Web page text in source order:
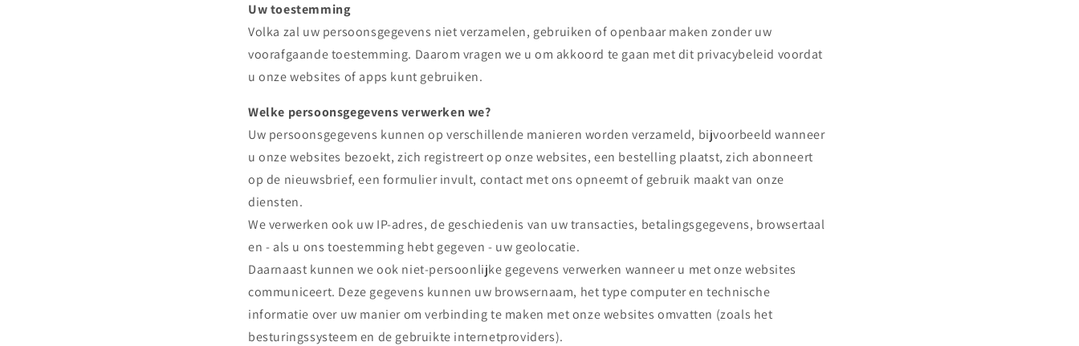
Uw toestemming
Volka zal uw persoonsgegevens niet verzamelen, gebruiken of openbaar maken zonder uw
voorafgaande toestemming. Daarom vragen we u om akkoord te gaan met dit privacybeleid voordat
u onze websites of apps kunt gebruiken.
Welke persoonsgegevens verwerken we?
Uw persoonsgegevens kunnen op verschillende manieren worden verzameld, bijvoorbeeld wanneer
u onze websites bezoekt, zich registreert op onze websites, een bestelling plaatst, zich abonneert
op de nieuwsbrief, een formulier invult, contact met ons opneemt of gebruik maakt van onze
diensten.
We verwerken ook uw IP-adres, de geschiedenis van uw transacties, betalingsgegevens, browsertaal
en - als u ons toestemming hebt gegeven - uw geolocatie.
Daarnaast kunnen we ook niet-persoonlijke gegevens verwerken wanneer u met onze websites
communiceert. Deze gegevens kunnen uw browsernaam, het type computer en technische
informatie over uw manier om verbinding te maken met onze websites omvatten (zoals het
besturingssysteem en de gebruikte internetproviders).